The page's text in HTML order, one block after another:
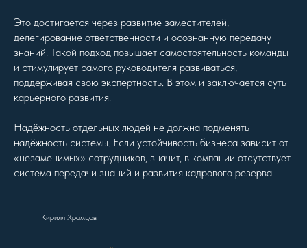
Это достигается через развитие заместителей,
делегирование ответственности и осознанную передачу
знаний. Такой подход повышает самостоятельность команды
и стимулирует самого руководителя развиваться,
поддерживая свою экспертность. В этом и заключается суть
карьерного развития.
Надёжность отдельных людей не должна подменять
надёжность системы. Если устойчивость бизнеса зависит от
«незаменимых» сотрудников, значит, в компании отсутствует
система передачи знаний и развития кадрового резерва.
Кирилл Храмцов